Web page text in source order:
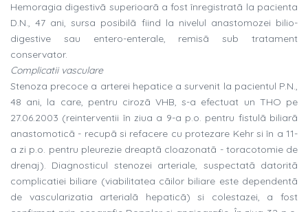
Hemoragia digestivã superioarã a fost înregistratã la pacienta
D.N., 47 ani, sursa posibilã fiind la nivelul anastomozei bilio-
digestive sau entero-enterale, remisã sub tratament
conservator.
Complicatii vasculare
Stenoza precoce a arterei hepatice a survenit la pacientul P.N.,
48 ani, la care, pentru cirozã VHB, s-a efectuat un THO pe
27.06.2003 (reinterventii în ziua a 9-a p.o. pentru fistulã biliarã
anastomoticã - recupã si refacere cu protezare Kehr si în a 11-
a zi p.o. pentru pleurezie dreaptã cloazonatã - toracotomie de
drenaj). Diagnosticul stenozei arteriale, suspectatã datoritã
complicatiei biliare (viabilitatea cãilor biliare este dependentã
de vascularizatia arterialã hepaticã) si colestazei, a fost